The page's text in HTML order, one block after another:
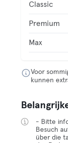
Classic
Premium
Max
Voor
kunnen
- Bitte
Besuch
über die